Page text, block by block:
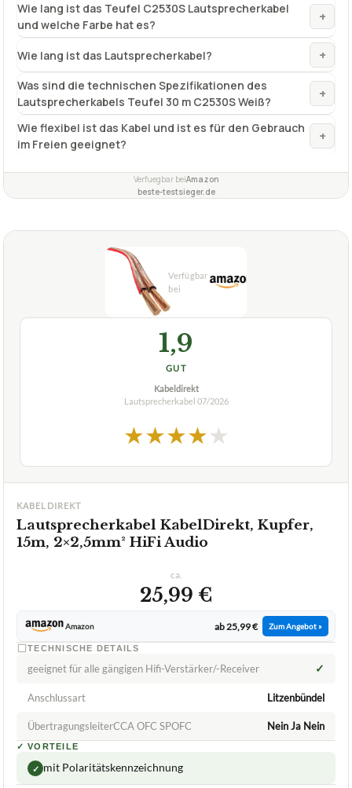
Wie lang ist das Teufel C2530S Lautsprecherkabel
und welche Farbe hat es?
+
Wie lang ist das Lautsprecherkabel? +
Was sind die technischen Spezifikationen des
Lautsprecherkabels Teufel 30 m C2530S Weiß?
+
Wie flexibel ist das Kabel und ist es für den Gebrauch
im Freien geeignet?
+
Verfuegbar beiAmazon
beste-testsieger.de
1,9
GUT
Kabeldirekt
Lautsprecherkabel 07/2026
★★★★★
KABELDIREKT
Lautsprecherkabel KabelDirekt, Kupfer,
15m, 2×2,5mm² HiFi Audio
ca.
25,99 €
Amazon ab 25,99 € Zum Angebot »
TECHNISCHE DETAILS
geeignet für alle gängigen Hifi-Verstärker/-Receiver ✓
Anschlussart Litzenbündel
ÜbertragungsleiterCCA OFC SPOFC Nein Ja Nein
✓ VORTEILE
✓ mit Polaritätskennzeichnung